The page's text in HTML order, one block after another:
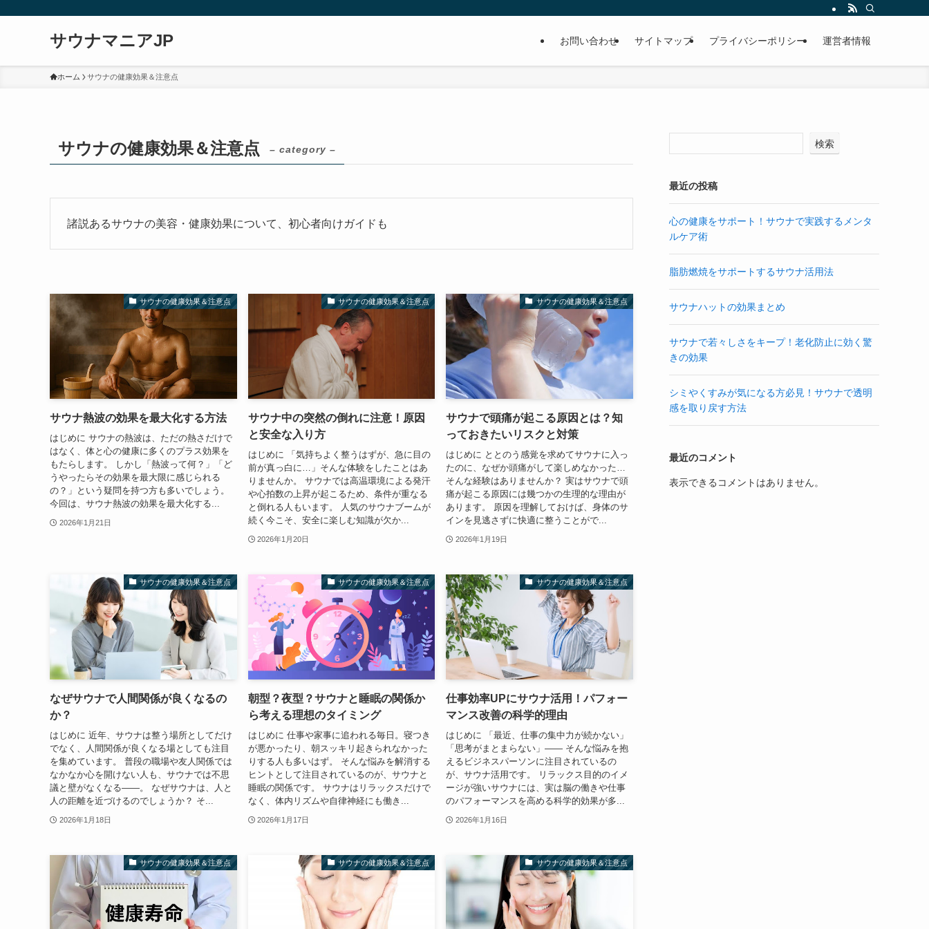
サウナマニアJP お問い合わせ サイトマップ プライバシーポリシー 運営者情報
ホーム サウナの健康効果＆注意点
サウナの健康効果＆注意点 – category –
諸説あるサウナの美容・健康効果について、初心者向けガイドも
サウナの健康効果＆注意点
サウナ熱波の効果を最大化する方法
はじめに サウナの熱波は、ただの熱さだけで
はなく、体と心の健康に多くのプラス効果を
もたらします。 しかし「熱波って何？」「ど
うやったらその効果を最大限に感じられる
の？」という疑問を持つ方も多いでしょう。
今回は、サウナ熱波の効果を最大化する...
2026年1月21日
サウナの健康効果＆注意点
サウナ中の突然の倒れに注意！原因
と安全な入り方
はじめに 「気持ちよく整うはずが、急に目の
前が真っ白に…」そんな体験をしたことはあ
りませんか。 サウナでは高温環境による発汗
や心拍数の上昇が起こるため、条件が重なる
と倒れる人もいます。 人気のサウナブームが
続く今こそ、安全に楽しむ知識が欠か...
2026年1月20日
サウナの健康効果＆注意点
サウナで頭痛が起こる原因とは？知
っておきたいリスクと対策
はじめに ととのう感覚を求めてサウナに入っ
たのに、なぜか頭痛がして楽しめなかった…
そんな経験はありませんか？ 実はサウナで頭
痛が起こる原因には幾つかの生理的な理由が
あります。 原因を理解しておけば、身体のサ
インを見逃さずに快適に整うことがで...
2026年1月19日
サウナの健康効果＆注意点
なぜサウナで人間関係が良くなるの
か？
はじめに 近年、サウナは整う場所としてだけ
でなく、人間関係が良くなる場としても注目
を集めています。 普段の職場や友人関係では
なかなか心を開けない人も、サウナでは不思
議と壁がなくなる――。 なぜサウナは、人と
人の距離を近づけるのでしょうか？ そ...
2026年1月18日
サウナの健康効果＆注意点
朝型？夜型？サウナと睡眠の関係か
ら考える理想のタイミング
はじめに 仕事や家事に追われる毎日。寝つき
が悪かったり、朝スッキリ起きられなかった
りする人も多いはず。 そんな悩みを解消する
ヒントとして注目されているのが、サウナと
睡眠の関係です。 サウナはリラックスだけで
なく、体内リズムや自律神経にも働き...
2026年1月17日
サウナの健康効果＆注意点
仕事効率UPにサウナ活用！パフォー
マンス改善の科学的理由
はじめに 「最近、仕事の集中力が続かない」
「思考がまとまらない」―― そんな悩みを抱
えるビジネスパーソンに注目されているの
が、サウナ活用です。 リラックス目的のイメ
ージが強いサウナには、実は脳の働きや仕事
のパフォーマンスを高める科学的効果が多...
2026年1月16日
サウナの健康効果＆注意点 サウナの健康効果＆注意点 サウナの健康効果＆注意点
検索
最近の投稿
心の健康をサポート！サウナで実践するメンタ
ルケア術
脂肪燃焼をサポートするサウナ活用法
サウナハットの効果まとめ
サウナで若々しさをキープ！老化防止に効く驚
きの効果
シミやくすみが気になる方必見！サウナで透明
感を取り戻す方法
最近のコメント
表示できるコメントはありません。